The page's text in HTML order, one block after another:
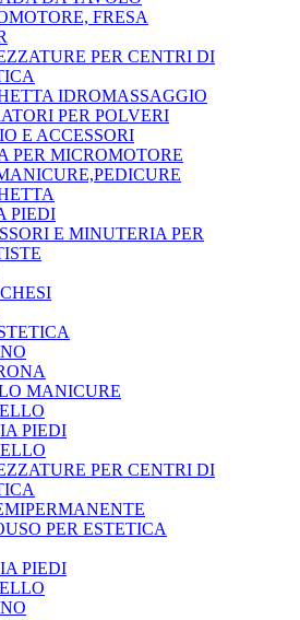
FRESA
PER CENTRI DI
IDROMASSAGGIO
PER POLVERI
E ACCESSORI
PER MICROMOTORE
PIEDI
E MINUTERIA PER
MANICURE
PIEDI
PER CENTRI DI
PER ESTETICA
PIEDI